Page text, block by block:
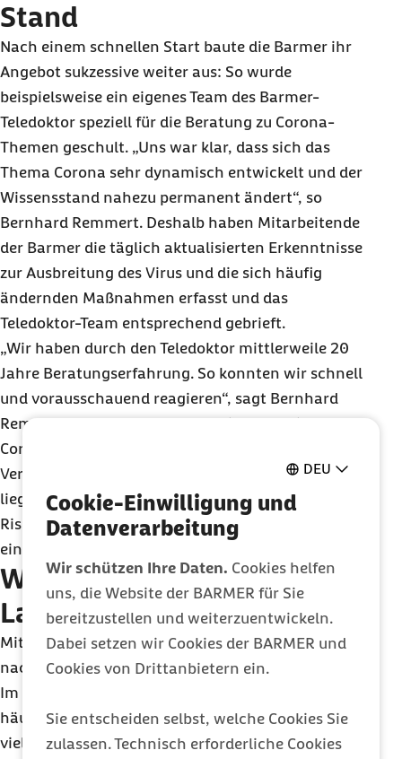
DEU
Cookie-Einwilligung und
Datenverarbeitung
Wir schützen Ihre Daten. Cookies helfen
uns, die Website der BARMER für Sie
bereitzustellen und weiterzuentwickeln.
Dabei setzen wir Cookies der BARMER und
Cookies von Drittanbietern ein.
Sie entscheiden selbst, welche Cookies Sie
zulassen. Technisch erforderliche Cookies
Stand
Nach einem schnellen Start baute die Barmer ihr
Angebot sukzessive weiter aus: So wurde
beispielsweise ein eigenes Team des Barmer-
Teledoktor speziell für die Beratung zu Corona-
Themen geschult. „Uns war klar, dass sich das
Thema Corona sehr dynamisch entwickelt und der
Wissensstand nahezu permanent ändert“, so
Bernhard Remmert. Deshalb haben Mitarbeitende
der Barmer die täglich aktualisierten Erkenntnisse
zur Ausbreitung des Virus und die sich häufig
ändernden Maßnahmen erfasst und das
Teledoktor-Team entsprechend gebrieft.
„Wir haben durch den Teledoktor mittlerweile 20
Jahre Beratungserfahrung. So konnten wir schnell
und vorausschauend reagieren“, sagt Bernhard
Remmert. Parallel wurde ab April 2020 mit dem
Corona-Lotsen ein weiteres Angebot im
Versorgungsmanagement geschaffen: Hier lag und
liegt der Fokus darauf, wie die Barmer
Risikopatienten ermittelt und diese vor den Folgen
einer Infektion schützen kann.
Wechselnde Fragen im
Laufe der Zeit
Mit dem Fortschreiten der Pandemie änderten sich
nach und nach auch die Themen der Anrufenden:
Im Sommer 2020 wurden die Fragen zu Reisen
häufiger. Mit Beginn der Erkältungssaison wollten
viele Anruferinnen und Anrufer wissen, wie sie